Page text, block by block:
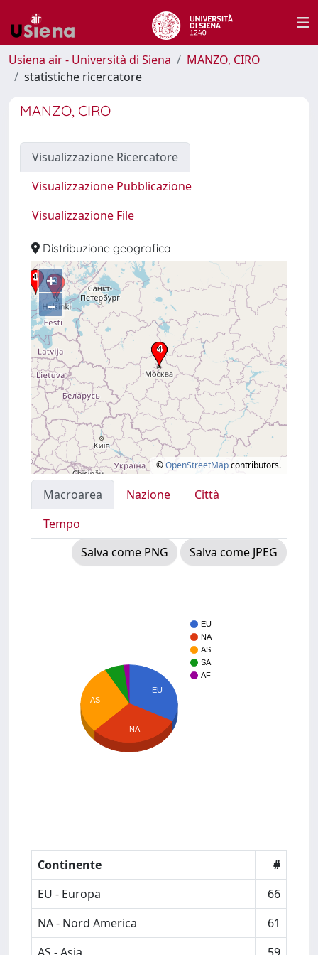
Usiena air - Università di Siena
MANZO, CIRO
statistiche ricercatore
MANZO, CIRO
Visualizzazione Ricercatore
Visualizzazione Pubblicazione
Visualizzazione File
Distribuzione geografica
+
–
©OpenStreetMapcontributors.
Macroarea Nazione
Città
Tempo
Salva come PNG
Salva come JPEG
EU
NA
AS
SA
AF
EU
AS
NA
Continente
#
EU - Europa
66
NA - Nord America
61